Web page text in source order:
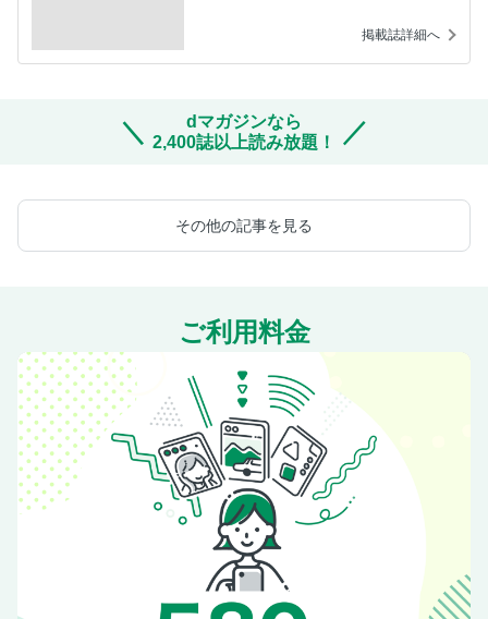
掲載誌詳細へ
dマガジンなら
2,400誌以上読み放題！
その他の記事を見る
ご利用料金